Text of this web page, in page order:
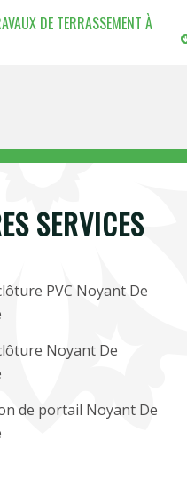
DE TERRASSEMENT À
SERVICES
PVC Noyant De
Noyant De
de portail Noyant De